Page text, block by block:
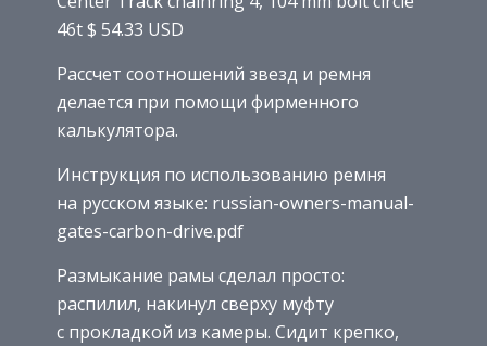
46t $ 54.33 USD
Рассчет соотношений звезд и ремня
делается при помощи фирменного
калькулятора.
Инструкция по использованию ремня
на русском языке: russian-owners-manual-
gates-carbon-drive.pdf
Размыкание рамы сделал просто:
распилил, накинул сверху муфту
с прокладкой из камеры. Сидит крепко,